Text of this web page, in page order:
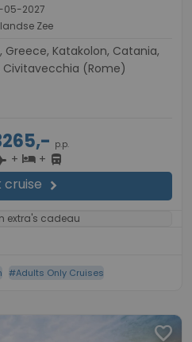
05-2027
Zee
Civitavecchia (Rome)
p.p.
+ hotel+ directions_bus
cruise chevron_right
extra's cadeau
#Adults Only Cruises
favorite